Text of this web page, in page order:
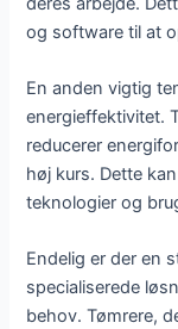
og software til at
En anden vigtig
energieffektivitet.
reducerer
høj kurs. Dette
teknologier og
Endelig er der en
specialiserede
behov. Tømrere,